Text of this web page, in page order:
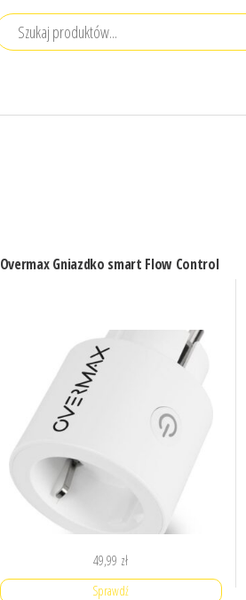
Overmax Gniazdko smart Flow Control
49,99 zł
Sprawdź